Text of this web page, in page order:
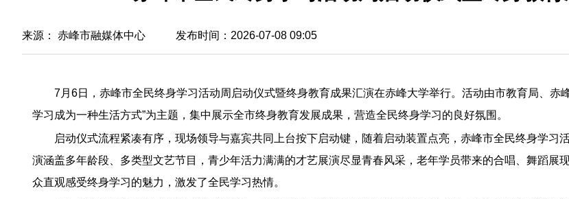
来源： 赤峰市融媒体中心 发布时间：2026-07-08 09:05
7月6日，赤峰市全民终身学习活动周启动仪式暨终身教育成果汇演在赤峰大学举行。活动由市教育局、赤
学习成为一种生活方式”为主题，集中展示全市终身教育发展成果，营造全民终身学习的良好氛围。
启动仪式流程紧凑有序，现场领导与嘉宾共同上台按下启动键，随着启动装置点亮，赤峰市全民终身学
演涵盖多年龄段、多类型文艺节目，青少年活力满满的才艺展演尽显青春风采，老年学员带来的合唱、舞蹈
众直观感受终身学习的魅力，激发了全民学习热情。